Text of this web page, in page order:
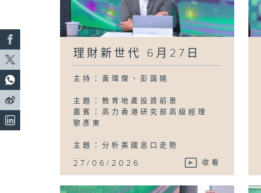
理財新世代 6月27日
主持：黃瑋傑、彭藹嬈
主題：教育地產投資前景
嘉賓：高力香港研究部高級經理
黎彥東
主題：分析美國息口走勢
...
27/06/2026 收看